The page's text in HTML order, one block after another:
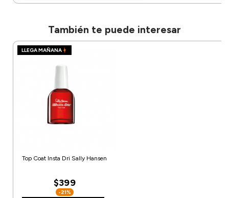
También te puede interesar
LLEGA MAÑANA
Top Coat Insta Dri Sally Hansen
$399
-21%